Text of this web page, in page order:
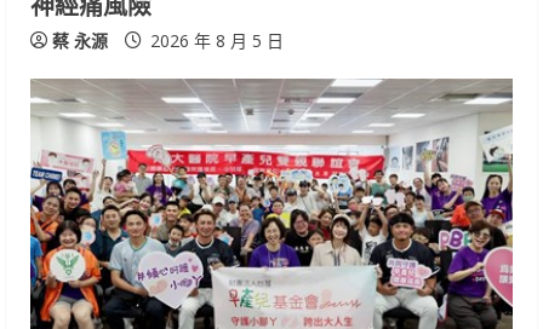
g蔡 永源 2026 年 8 月 5 日